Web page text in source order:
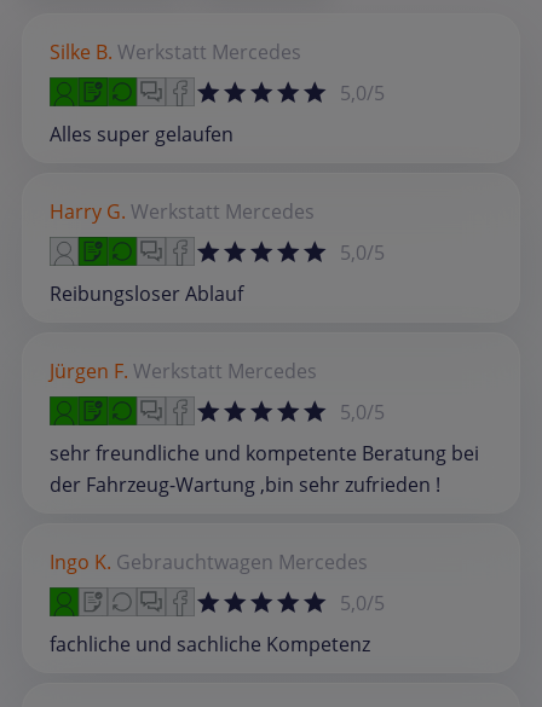
Silke B. Werkstatt Mercedes
5,0/5
Alles super gelaufen
Harry G. Werkstatt Mercedes
5,0/5
Reibungsloser Ablauf
Jürgen F. Werkstatt Mercedes
5,0/5
sehr freundliche und kompetente Beratung bei
der Fahrzeug-Wartung ,bin sehr zufrieden !
Ingo K. Gebrauchtwagen Mercedes
5,0/5
fachliche und sachliche Kompetenz